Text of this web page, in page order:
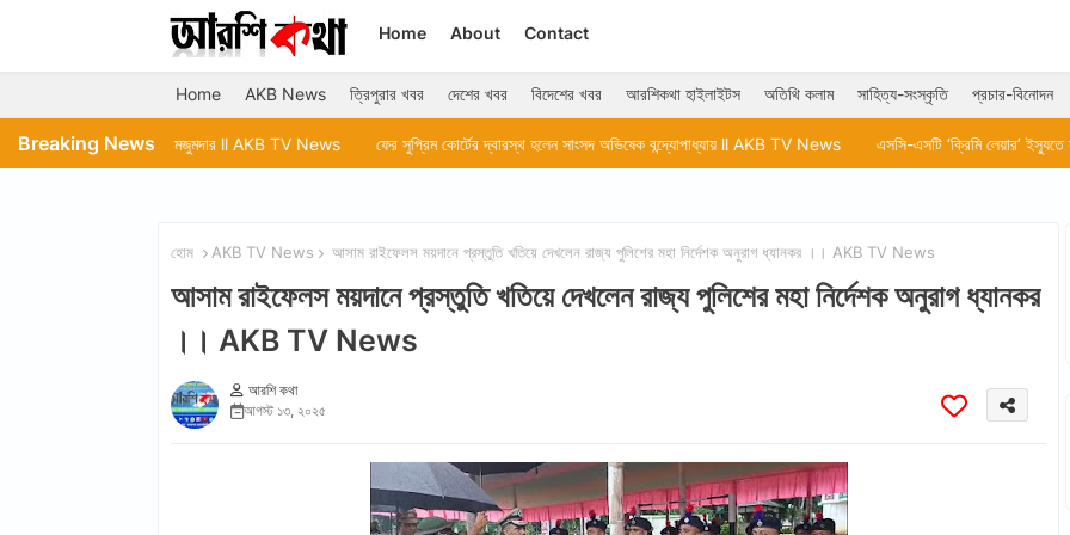
Home About Contact
Home AKB News ত্রিপুরার খবর দেশের খবর বিদেশের খবর আরশিকথা হাইলাইটস অতিথি কলাম সাহিত্য-সংস্কৃতি প্রচার-বিনোদন
Breaking News
দীপক মজুমদার ll AKB TV News ফের সুপ্রিম কোর্টের দ্বারস্থ হলেন সাংসদ অভিষেক বন্দ্যোপাধ্যায় ll AKB TV News এসসি-এসটি ‘ক্রিমি লেয়ার’ ইস্যুতে সুপ্রিম কোর্টে
হোম AKB TV News আসাম রাইফেলস ময়দানে প্রস্তুতি খতিয়ে দেখলেন রাজ্য পুলিশের মহা নির্দেশক অনুরাগ ধ্যানকর ।। AKB TV News
আসাম রাইফেলস ময়দানে প্রস্তুতি খতিয়ে দেখলেন রাজ্য পুলিশের মহা নির্দেশক অনুরাগ ধ্যানকর
।। AKB TV News
আরশি কথা
আগস্ট ১৩, ২০২৫